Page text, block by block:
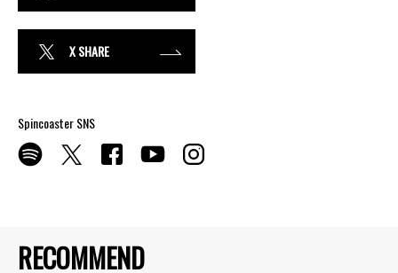
RECOMMEND
X SHARE
Spincoaster SNS